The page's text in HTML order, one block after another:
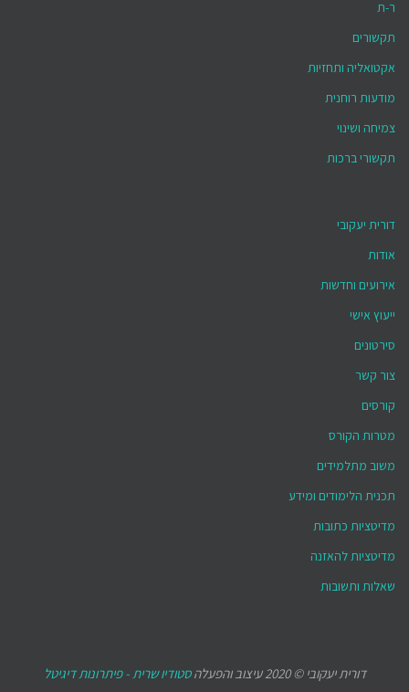
ר-ת
תקשורים
אקטואליה ותחזיות
מודעות רוחנית
צמיחה ושינוי
תקשורי ברכות
דורית יעקובי
אודות
אירועים וחדשות
ייעוץ אישי
סירטונים
צור קשר
קורסים
מטרות הקורס
משוב מתלמידים
תכנית הלימודים ומידע
מדיטציות כתובות
מדיטציות להאזנה
שאלות ותשובות
דורית יעקובי © 2020 עיצוב והפעלה סטודיו שרית - פיתרונות דיגיטל